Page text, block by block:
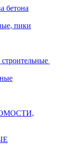
бетона
пики